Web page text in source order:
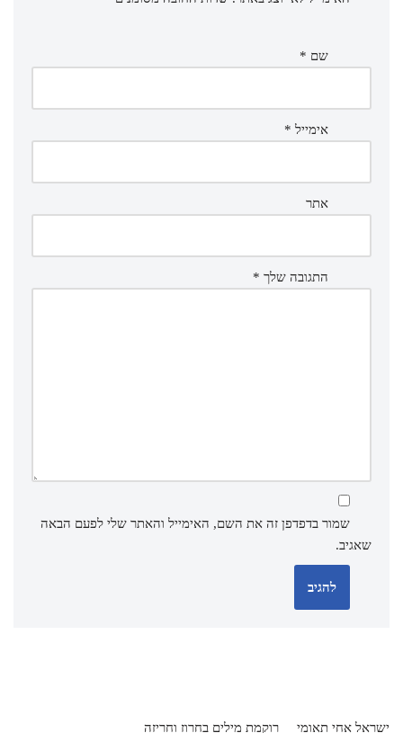
שם *
אימייל *
אתר
התגובה שלך *
שמור בדפדפן זה את השם, האימייל והאתר שלי לפעם הבאה
שאגיב.
ישראל אחי תאומי רוקמת מילים בחרוז וחריזה